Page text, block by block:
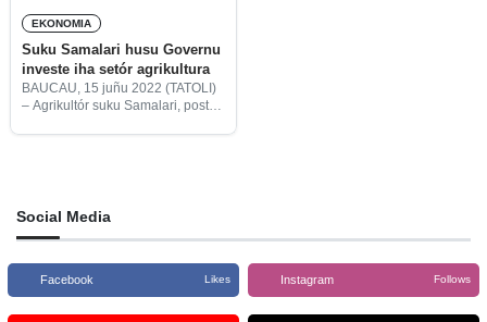
EKONOMIA
Suku Samalari husu Governu
investe iha setór agrikultura
BAUCAU, 15 juñu 2022 (TATOLI)
– Agrikultór suku Samalari, postu
Social Media
Facebook Likes Instagram Follows